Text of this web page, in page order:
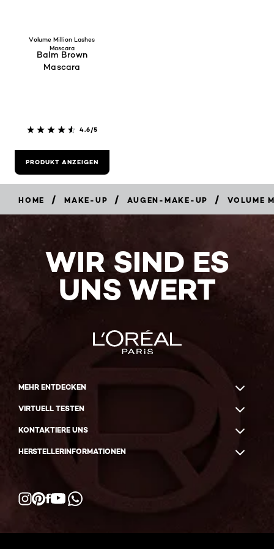
Volume Million Lashes
Mascara
Balm Brown
Mascara
4.6/5
PRODUKT ANZEIGEN
HOME / MAKE-UP / AUGEN-MAKE-UP / VOLUME
WIR SIND ES
UNS WERT
MEHR ENTDECKEN
VIRTUELL TESTEN
KONTAKTIERE UNS
HERSTELLERINFORMATIONEN
Facebook
YouTube